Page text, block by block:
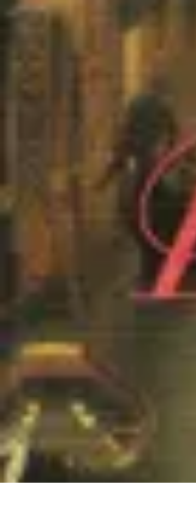
Globe Explore
Voyage Durable
en Solo